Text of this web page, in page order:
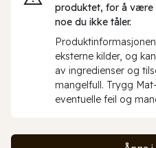
produktet, for å være
noe du ikke tåler.
eksterne kilder, og
av ingredienser og
mangelfull. Trygg
eventuelle feil og